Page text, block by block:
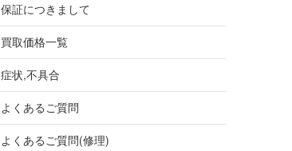
保証につきまして
買取価格一覧
症状,不具合
よくあるご質問
よくあるご質問(修理)